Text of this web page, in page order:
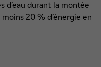
d’eau durant la montée
20 % d’énergie en